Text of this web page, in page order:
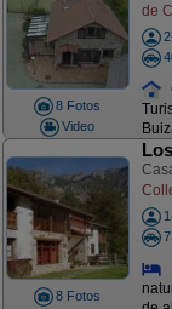
8 Fotos
Video
de
8 Fotos